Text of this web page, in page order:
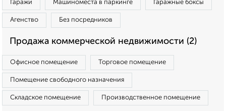
Гаражи Машиноместа в паркинге Гаражные боксы
Агенство Без посредников
Продажа коммерческой недвижимости (2)
Офисное помещение Торговое помещение
Помещение свободного назначения
Складское помещение Производственное помещение